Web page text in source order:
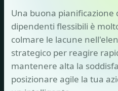
Una buona
dipendenti flessibili è
colmare le lacune
strategico per reagire
mantenere alta la
posizionare agile la tua